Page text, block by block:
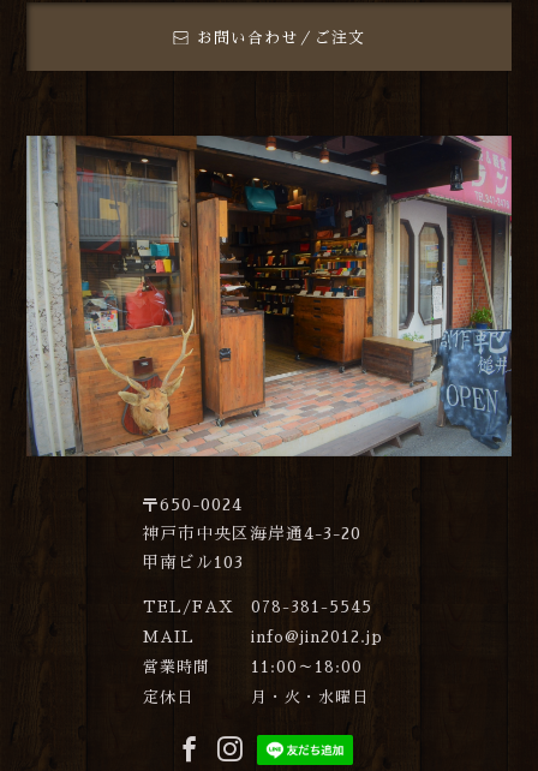
お問い合わせ／ご注文
〒650-0024
神戸市中央区海岸通4-3-20
甲南ビル103
TEL/FAX
078-381-5545
MAIL
info@jin2012.jp
営業時間
11:00～18:00
定休日
月・火・水曜日